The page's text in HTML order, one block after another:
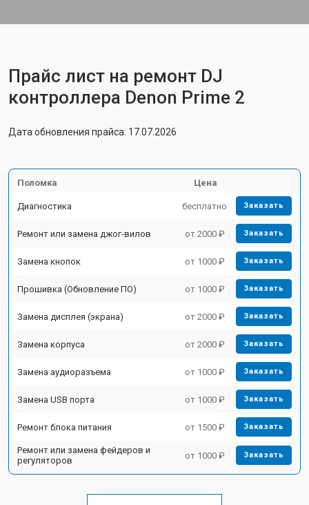
Прайс лист на ремонт DJ
контроллера Denon Prime 2
Дата обновления прайса: 17.07.2026
Поломка Цена
Диагностика бесплатно Заказать
Ремонт или замена джог-вилов от 2000 ₽ Заказать
Замена кнопок от 1000 ₽ Заказать
Прошивка (Обновление ПО) от 1000 ₽ Заказать
Замена дисплея (экрана) от 2000 ₽ Заказать
Замена корпуса от 2000 ₽ Заказать
Замена аудиоразъема от 1000 ₽ Заказать
Замена USB порта от 1000 ₽ Заказать
Ремонт блока питания от 1500 ₽ Заказать
Ремонт или замена фейдеров и
регуляторов
от 1000 ₽ Заказать